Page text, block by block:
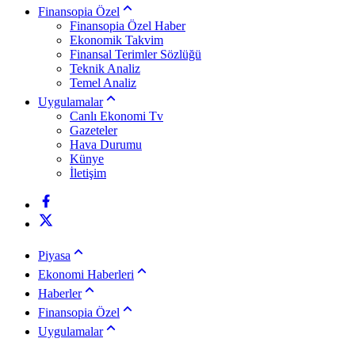
Finansopia Özel
Finansopia Özel Haber
Ekonomik Takvim
Finansal Terimler Sözlüğü
Teknik Analiz
Temel Analiz
Uygulamalar
Canlı Ekonomi Tv
Gazeteler
Hava Durumu
Künye
İletişim
Piyasa
Ekonomi Haberleri
Haberler
Finansopia Özel
Uygulamalar